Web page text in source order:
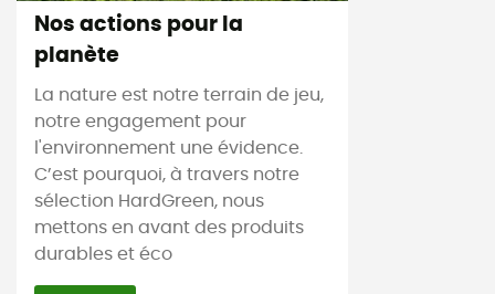
Nos actions pour la
planète
La nature est notre terrain de jeu,
notre engagement pour
l'environnement une évidence.
C’est pourquoi, à travers notre
sélection HardGreen, nous
mettons en avant des produits
durables et éco